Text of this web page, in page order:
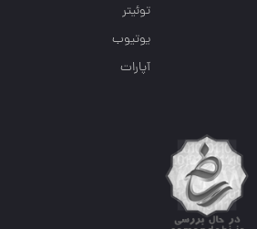
توئیتر
یوتیوب
آپارات